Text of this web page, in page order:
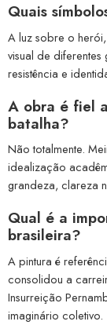
Quais
A luz sobre o
visual de
resistência e
A obra é fiel
batalha?
Não totalmente.
idealização
grandeza, clareza
Qual é a
brasileira?
A pintura é
consolidou a
Insurreição
imaginário coletivo.